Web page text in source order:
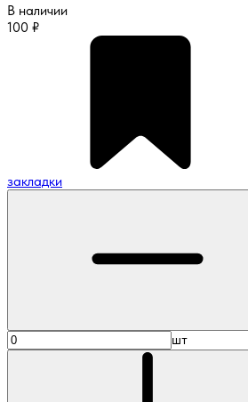
В наличии
100 ₽
закладки
шт